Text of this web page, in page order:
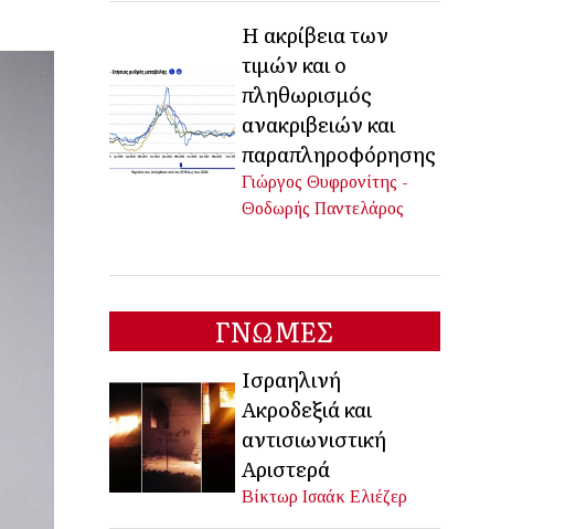
Η ακρίβεια των
τιμών και ο
πληθωρισμός
ανακριβειών και
παραπληροφόρησης
Γιώργος Θυφρονίτης -
Θοδωρής Παντελάρος
ΓΝΩΜΕΣ
Ισραηλινή
Ακροδεξιά και
αντισιωνιστική
Αριστερά
Βίκτωρ Ισαάκ Ελιέζερ